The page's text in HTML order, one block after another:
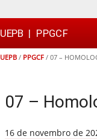
UEPB | PPGCF
UEPB / PPGCF / 07 –
07 –
16 de novembro de